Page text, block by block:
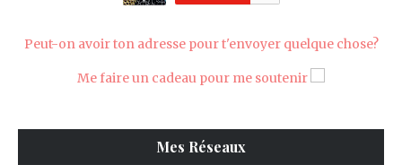
Peut-on avoir ton adresse pour t'envoyer quelque chose?
Me faire un cadeau pour me soutenir
Mes Réseaux